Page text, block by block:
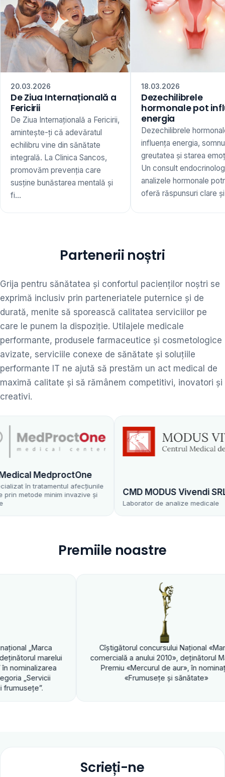
20.03.2026
De Ziua Internațională a
Fericirii
De Ziua Internațională a Fericirii,
amintește-ți că adevăratul
echilibru vine din sănătate
integrală. La Clinica Sancos,
promovăm prevenția care
susține bunăstarea mentală și
fi...
18.03.2026
Dezechilibrele
hormonale pot
energia
Dezechilibrele
influența energia,
greutatea și starea
Un consult
analizele hormonale
oferă răspunsuri clare
Partenerii noștri
Grija pentru sănătatea și confortul pacienților noștri se
exprimă inclusiv prin parteneriatele puternice și de
durată, menite să sporească calitatea serviciilor pe
care le punem la dispoziție. Utilajele medicale
performante, produsele farmaceutice și cosmetologice
avizate, serviciile conexe de sănătate și soluțiile
performante IT ne ajută să prestăm un act medical de
maximă calitate și să rămânem competitivi, inovatori și
creativi.
afecțiunile
invazive și
CMD MODUS Vivendi SRL
Laborator de analize medicale
Premiile noastre
Cîştigătorul concursului Naţional «Marca
a anului 2010», deţinătorul Marelui
Premiu «Mercurul de aur», în nominaţia
«Frumuseţe şi sănătate»
Premiu
Scrieți-ne